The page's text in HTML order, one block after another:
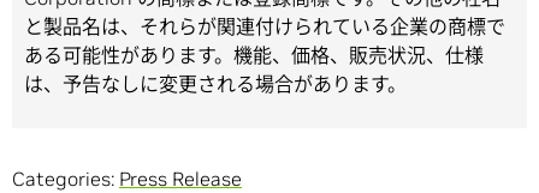
と製品名は、それらが関連付けられている企業の商標で
ある可能性があります。機能、価格、販売状況、仕様
は、予告なしに変更される場合があります。
Categories: Press Release